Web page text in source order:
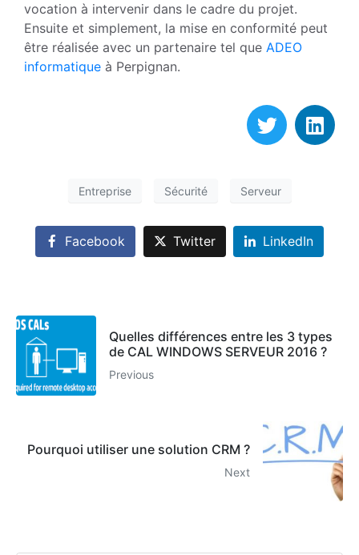
vocation à in­tervenir dans le cadre du projet.
Ensuite et simplement, la mise en conformité peut
être réalisée avec un partenaire tel que ADEO
informatique à Perpignan.
Entreprise Sécurité Serveur
Facebook Twitter LinkedIn
Quelles différences entre les 3 types
de CAL WINDOWS SERVEUR 2016 ?
Previous
Pourquoi utiliser une solution CRM ?
Next